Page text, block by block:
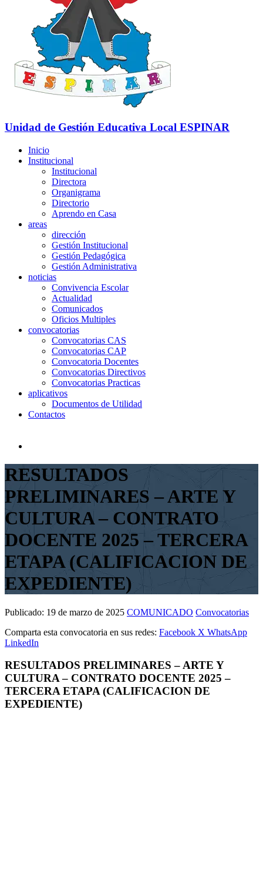
Unidad de Gestión Educativa Local ESPINAR
Inicio
Institucional
Institucional
Directora
Organigrama
Directorio
Aprendo en Casa
areas
dirección
Gestión Institucional
Gestión Pedagógica
Gestión Administrativa
noticias
Convivencia Escolar
Actualidad
Comunicados
Oficios Multiples
convocatorias
Convocatorias CAS
Convocatorias CAP
Convocatoria Docentes
Convocatorias Directivos
Convocatorias Practicas
aplicativos
Documentos de Utilidad
Contactos
RESULTADOS
PRELIMINARES – ARTE Y
CULTURA – CONTRATO
DOCENTE 2025 – TERCERA
ETAPA (CALIFICACION DE
EXPEDIENTE)
Publicado: 19 de marzo de 2025 COMUNICADO Convocatorias
Comparta esta convocatoria en sus redes: Facebook X WhatsApp
LinkedIn
RESULTADOS PRELIMINARES – ARTE Y
CULTURA – CONTRATO DOCENTE 2025 –
TERCERA ETAPA (CALIFICACION DE
EXPEDIENTE)